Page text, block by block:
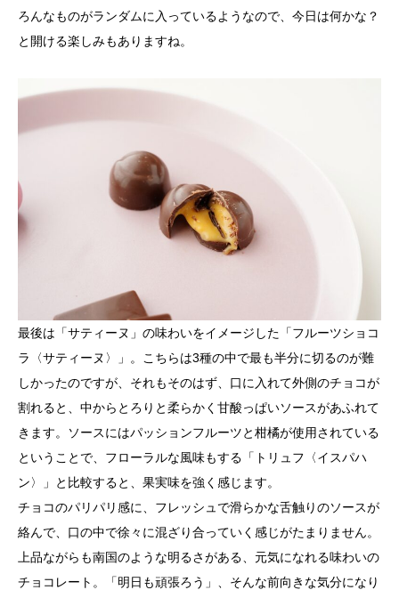
ろんなものがランダムに入っているようなので、今日は何かな？
と開ける楽しみもありますね。
最後は「サティーヌ」の味わいをイメージした「フルーツショコ
ラ〈サティーヌ〉」。こちらは3種の中で最も半分に切るのが難
しかったのですが、それもそのはず、口に入れて外側のチョコが
割れると、中からとろりと柔らかく甘酸っぱいソースがあふれて
きます。ソースにはパッションフルーツと柑橘が使用されている
ということで、フローラルな風味もする「トリュフ〈イスパハ
ン〉」と比較すると、果実味を強く感じます。
チョコのパリパリ感に、フレッシュで滑らかな舌触りのソースが
絡んで、口の中で徐々に混ざり合っていく感じがたまりません。
上品ながらも南国のような明るさがある、元気になれる味わいの
チョコレート。「明日も頑張ろう」、そんな前向きな気分になり